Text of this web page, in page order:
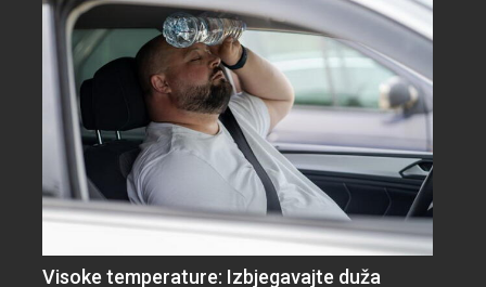
Visoke temperature: Izbjegavajte duža